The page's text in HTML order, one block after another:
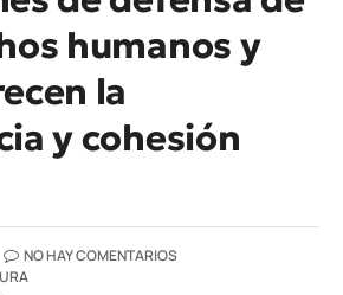
humanos y
la
y cohesión
NO HAY COMENTARIOS